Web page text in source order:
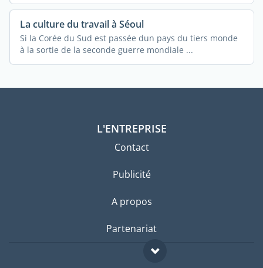
La culture du travail à Séoul
Si la Corée du Sud est passée dun pays du tiers monde
à la sortie de la seconde guerre mondiale ...
L'ENTREPRISE
Contact
Publicité
A propos
Partenariat